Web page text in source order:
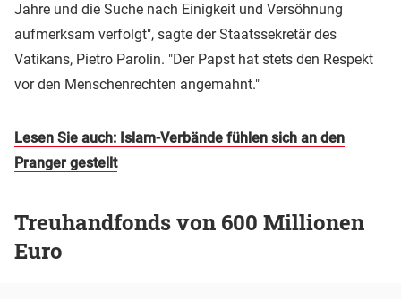
Jahre und die Suche nach Einigkeit und Versöhnung
aufmerksam verfolgt", sagte der Staatssekretär des
Vatikans, Pietro Parolin. "Der Papst hat stets den Respekt
vor den Menschenrechten angemahnt."
Lesen Sie auch: Islam-Verbände fühlen sich an den
Pranger gestellt
Treuhandfonds von 600 Millionen
Euro